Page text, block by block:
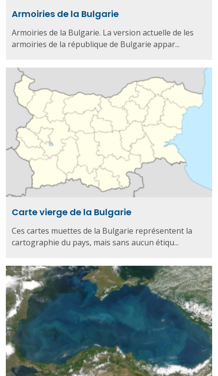
Armoiries de la Bulgarie
Armoiries de la Bulgarie. La version actuelle de les
armoiries de la république de Bulgarie appar...
Carte vierge de la Bulgarie
Ces cartes muettes de la Bulgarie représentent la
cartographie du pays, mais sans aucun étiqu...